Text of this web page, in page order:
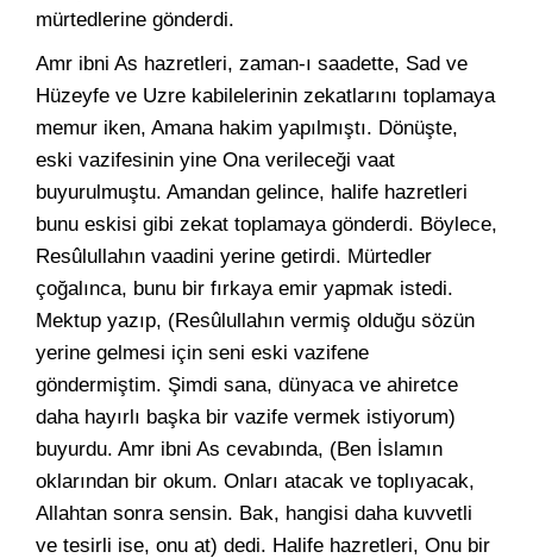
mürtedlerine gönderdi.
Amr ibni As hazretleri, zaman-ı saadette, Sad ve
Hüzeyfe ve Uzre kabilelerinin zekatlarını toplamaya
memur iken, Amana hakim yapılmıştı. Dönüşte,
eski vazifesinin yine Ona verileceği vaat
buyurulmuştu. Amandan gelince, halife hazretleri
bunu eskisi gibi zekat toplamaya gönderdi. Böylece,
Resûlullahın vaadini yerine getirdi. Mürtedler
çoğalınca, bunu bir fırkaya emir yapmak istedi.
Mektup yazıp, (Resûlullahın vermiş olduğu sözün
yerine gelmesi için seni eski vazifene
göndermiştim. Şimdi sana, dünyaca ve ahiretce
daha hayırlı başka bir vazife vermek istiyorum)
buyurdu. Amr ibni As cevabında, (Ben İslamın
oklarından bir okum. Onları atacak ve toplıyacak,
Allahtan sonra sensin. Bak, hangisi daha kuvvetli
ve tesirli ise, onu at) dedi. Halife hazretleri, Onu bir